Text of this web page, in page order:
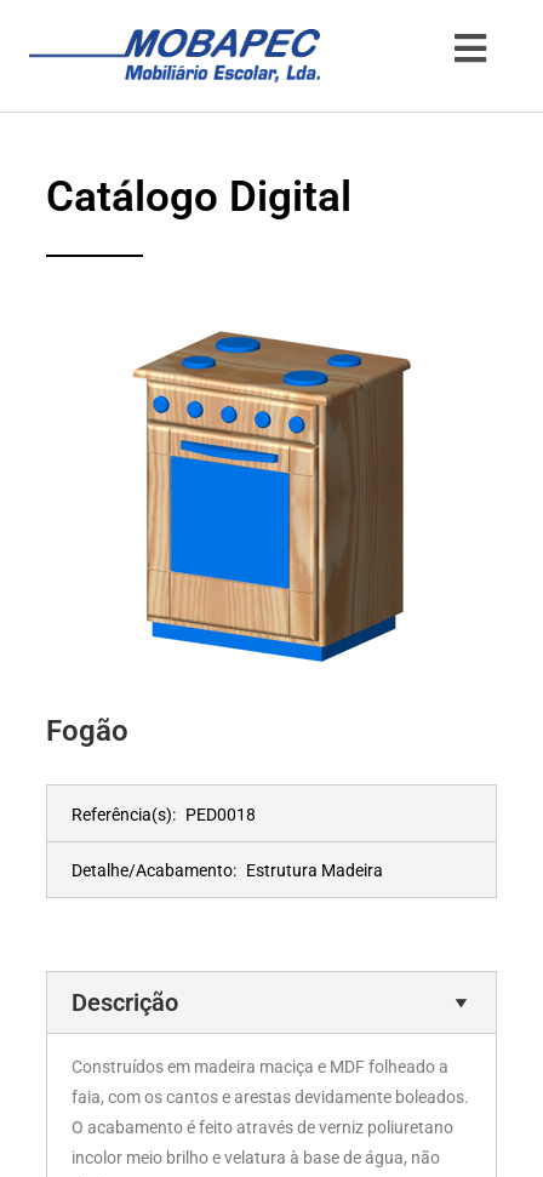
Catálogo Digital
Fogão
Referência(s): PED0018
Detalhe/Acabamento: Estrutura Madeira
Descrição
Construídos em madeira maciça e MDF folheado a
faia, com os cantos e arestas devidamente boleados.
O acabamento é feito através de verniz poliuretano
incolor meio brilho e velatura à base de água, não